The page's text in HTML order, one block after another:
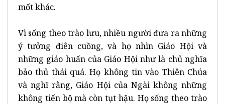
mốt khác.
Vì sống theo trào lưu, nhiều người đưa ra những
ý tưởng điên cuồng, và họ nhìn Giáo Hội và
những giáo huấn của Giáo Hội như là chủ nghĩa
bảo thủ thái quá. Họ không tin vào Thiên Chúa
và nghĩ rằng, Giáo Hội của Ngài không những
không tiến bộ mà còn tụt hậu. Họ sống theo trào